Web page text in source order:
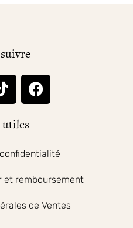
et remboursement
de Ventes